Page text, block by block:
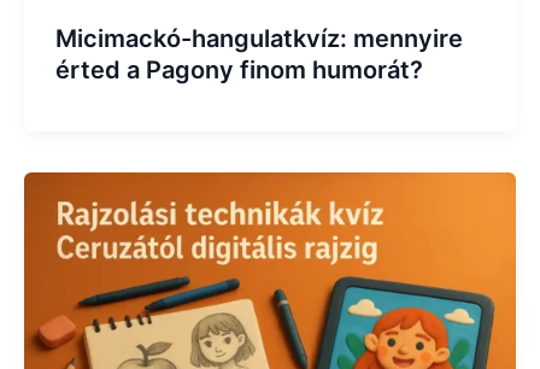
Micimackó-hangulatkvíz: mennyire
érted a Pagony finom humorát?